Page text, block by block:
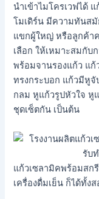
นำเข้าไมโครเวฟได้
โมเดิร์น มีความทันส
แขกผู้ใหญ่ หรือลูกค้า
เลือก ให้เหมาะสมกับ
พร้อมจานรองแก้ว แก้
ทรงกระบอก แก้วมีหูจั
กลม หูแก้วรูปหัวใจ หู
ชุดเซ็ตกัน เป็นต้น
แก้วเซลามิคพร้อมสก
เครื่องดื่มเย็น ก็ได้ทั้ง